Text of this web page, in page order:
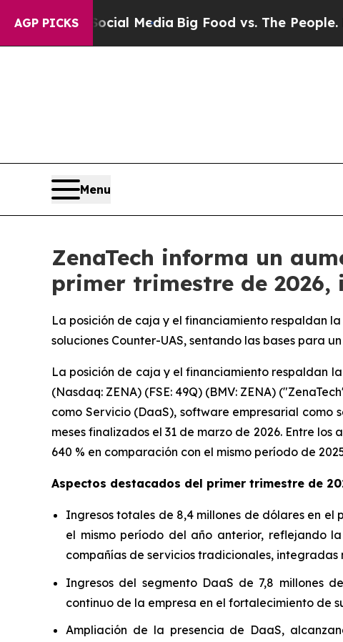
AGP PICKS
Media Big Food vs. The People. Big Food’s
Menu
ZenaTech informa un
primer trimestre de
La posición de caja y el financiamiento respaldan
soluciones Counter-UAS, sentando las bases para
La posición de caja y el financiamiento respaldan
(Nasdaq: ZENA) (FSE: 49Q) (BMV: ZENA)
como Servicio (DaaS), software empresarial como
meses finalizados el 31 de marzo de 2026. Entre
640 % en comparación con el mismo período de
Aspectos destacados del primer trimestre de
Ingresos totales de 8,4 millones de dólares en el
el mismo período del año anterior, reflejando
compañías de servicios tradicionales,
Ingresos del segmento DaaS de 7,8 millones
continuo de la empresa en el fortalecimiento de
Ampliación de la presencia de DaaS,